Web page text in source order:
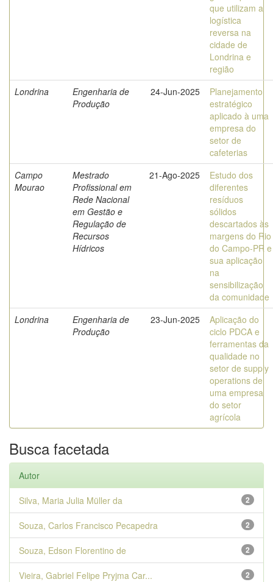
que utilizam a
logística
reversa na
cidade de
Londrina e
região
Londrina
Engenharia de
Produção
24-Jun-2025
Planejamento
estratégico
aplicado à uma
empresa do
setor de
cafeterias
Campo
Mourao
Mestrado
Profissional em
Rede Nacional
em Gestão e
Regulação de
Recursos
Hídricos
21-Ago-2025
Estudo dos
diferentes
resíduos
sólidos
descartados às
margens do Rio
do Campo-PR e
sua aplicação
na
sensibilização
da comunidade
Londrina
Engenharia de
Produção
23-Jun-2025
Aplicação do
ciclo PDCA e
ferramentas da
qualidade no
setor de supply
operations de
uma empresa
do setor
agrícola
Busca facetada
Autor
2
Silva, Maria Julia Müller da
2
Souza, Carlos Francisco Pecapedra
2
Souza, Edson Florentino de
2
Vieira, Gabriel Felipe Pryjma Car...